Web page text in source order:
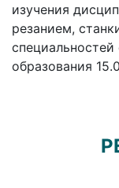
изучения
резанием,
образования